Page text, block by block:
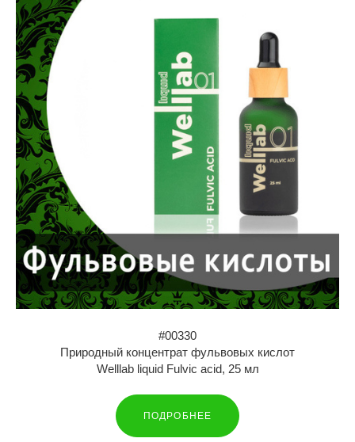
#00330
Природный концентрат фульвовых кислот
Welllab liquid Fulvic acid, 25 мл
ПОДРОБНЕЕ